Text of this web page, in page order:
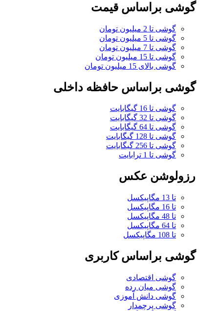
گوشی براساس قیمت
گوشی تا 2 میلیون تومان
گوشی تا 5 میلیون تومان
گوشی تا 7 میلیون تومان
گوشی تا 15 میلیون تومان
گوشی بالای 15 میلیون تومان
گوشی براساس حافظه داخلی
گوشی تا 16 گیگابایت
گوشی تا 32 گیگابایت
گوشی تا 64 گیگابایت
گوشی تا 128 گیگابایت
گوشی تا 256 گیگابایت
گوشی تا 1 ترابایت
رزولوشن عکس
تا 13 مگاپیکسل
تا 16 مگاپیکسل
تا 48 مگاپیکسل
تا 64 مگاپیکسل
تا 108 مگاپیکسل
گوشی براساس کاربری
گوشی اقتصادی
گوشی میان رده
گوشی دانش آموزی
گوشی پرچمدار